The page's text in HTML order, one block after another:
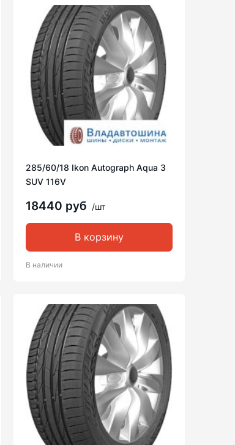
285/60/18 Ikon Autograph Aqua 3
SUV 116V
18440 руб /шт
В корзину
В наличии